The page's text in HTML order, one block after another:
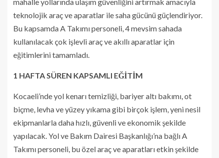
teknolojik araç ve aparatlar ile saha gücünü güçlendiriyor.
Bu kapsamda A Takımı personeli, 4 mevsim sahada
kullanılacak çok işlevli araç ve akıllı aparatlar için
eğitimlerini tamamladı.
1 HAFTA SÜREN KAPSAMLI EĞİTİM
Kocaeli’nde yol kenarı temizliği, bariyer altı bakımı, ot
biçme, levha ve yüzey yıkama gibi birçok işlem, yeni nesil
ekipmanlarla daha hızlı, güvenli ve ekonomik şekilde
yapılacak. Yol ve Bakım Dairesi Başkanlığı’na bağlı A
Takımı personeli, bu özel araç ve aparatları etkin şekilde